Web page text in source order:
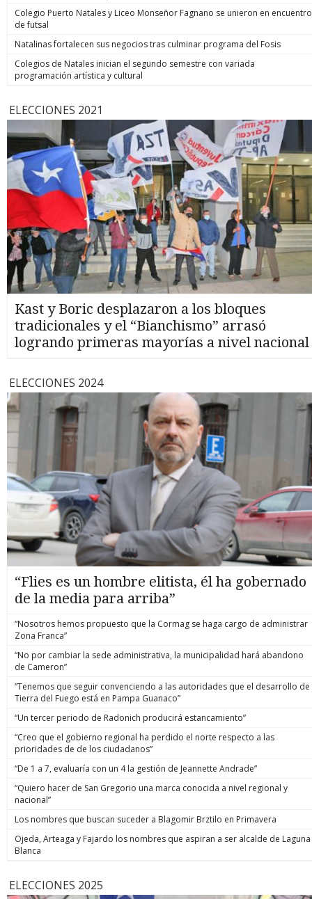
Colegio Puerto Natales y Liceo Monseñor Fagnano se unieron en encuentro
de futsal
Natalinas fortalecen sus negocios tras culminar programa del Fosis
Colegios de Natales inician el segundo semestre con variada
programación artística y cultural
ELECCIONES 2021
Kast y Boric desplazaron a los bloques
tradicionales y el “Bianchismo” arrasó
logrando primeras mayorías a nivel nacional
ELECCIONES 2024
“Flies es un hombre elitista, él ha gobernado
de la media para arriba”
“Nosotros hemos propuesto que la Cormag se haga cargo de administrar
Zona Franca”
“No por cambiar la sede administrativa, la municipalidad hará abandono
de Cameron”
“Tenemos que seguir convenciendo a las autoridades que el desarrollo de
Tierra del Fuego está en Pampa Guanaco”
“Un tercer periodo de Radonich producirá estancamiento”
“Creo que el gobierno regional ha perdido el norte respecto a las
prioridades de de los ciudadanos”
“De 1 a 7, evaluaría con un 4 la gestión de Jeannette Andrade”
“Quiero hacer de San Gregorio una marca conocida a nivel regional y
nacional”
Los nombres que buscan suceder a Blagomir Brztilo en Primavera
Ojeda, Arteaga y Fajardo los nombres que aspiran a ser alcalde de Laguna
Blanca
ELECCIONES 2025